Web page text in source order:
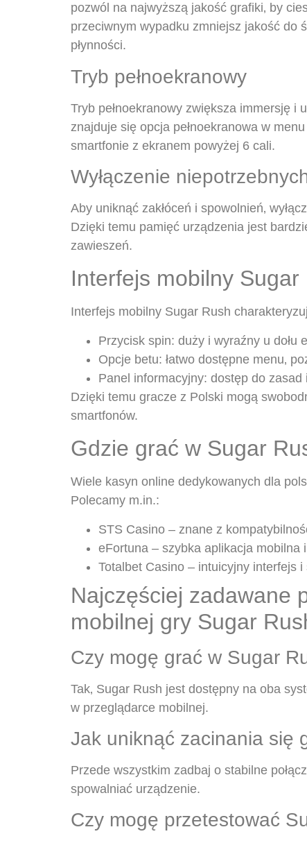
pozwól na najwyższą jakość grafiki‚ by
przeciwnym wypadku zmniejsz jakość do
płynności.
Tryb pełnoekranowy
Tryb pełnoekranowy zwiększa immersję i
znajduje się opcja pełnoekranowa w
smartfonie z ekranem powyżej 6 cali.
Wyłączenie
Aby uniknąć zakłóceń i spowolnień‚
Dzięki temu pamięć urządzenia jest
zawieszeń.
Interfejs mobilny Sugar
Interfejs mobilny Sugar Rush
Przycisk spin: duży i wyraźny u dołu
Opcje betu: łatwo dostępne menu‚
Panel informacyjny: dostęp do zasad
Dzięki temu gracze z Polski mogą
smartfonów.
Gdzie grać w Sugar
Wiele kasyn online dedykowanych dla
Polecamy m.in.:
STS Casino – znane z
eFortuna – szybka aplikacja mobilna i
Totalbet Casino – intuicyjny interfejs i
Najczęściej zadawane
mobilnej gry Sugar
Czy mogę grać w Sugar
Tak‚ Sugar Rush jest dostępny na oba
w przeglądarce mobilnej.
Jak uniknąć zacinania się
Przede wszystkim zadbaj o stabilne
spowalniać urządzenie.
Czy mogę przetestować